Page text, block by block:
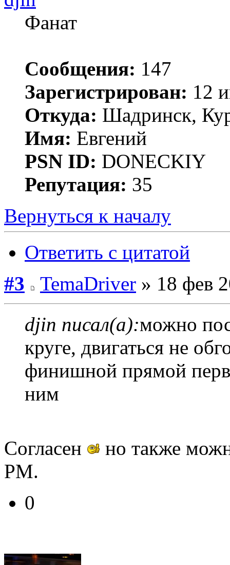
Фанат
Сообщения: 147
Зарегистрирован: 12
Откуда: Шадринск,
Имя: Евгений
PSN ID: DONECKIY
Репутация: 35
Вернуться к началу
Ответить с цитатой
#3
TemaDriver » 18 фев
djin писал(а):можно
круге, двигаться не
финишной прямой
ним
Согласен
но также
РМ.
0